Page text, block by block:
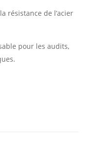
résistance de l’acier
pour les audits,